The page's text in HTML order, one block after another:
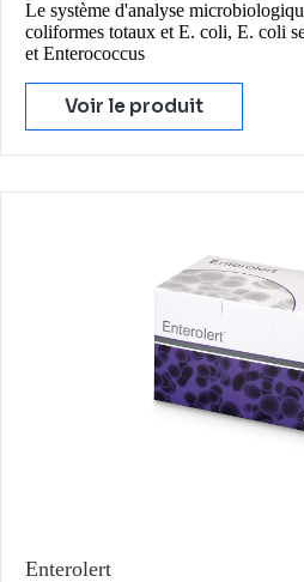
Le système d'analyse
coliformes totaux et E. coli, E. coli
et Enterococcus
Voir le produit
Enterolert